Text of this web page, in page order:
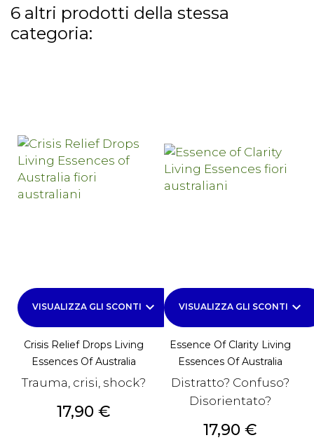
6 altri prodotti della stessa
categoria:
VISUALIZZA GLI SCONTI keyboard_arrow_down
Crisis Relief Drops Living
Essences Of Australia
Trauma, crisi, shock?
Prezzo
17,90 €
VISUALIZZA GLI SCONTI keyboard_arrow_down
Essence Of Clarity Living
Essences Of Australia
Distratto? Confuso?
Disorientato?
Prezzo
17,90 €